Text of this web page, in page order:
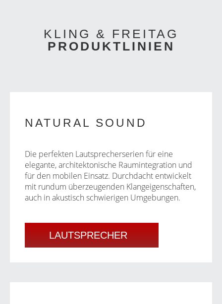
KLING & FREITAG
PRODUKTLINIEN
NATURAL SOUND
Die perfekten Lautsprecherserien für eine
elegante, architektonische Raumintegration und
für den mobilen Einsatz. Durchdacht entwickelt
mit rundum überzeugenden Klangeigenschaften,
auch in akustisch schwierigen Umgebungen.
LAUTSPRECHER